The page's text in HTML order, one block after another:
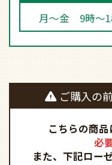
こちらの商
また、下記ロー
取り
ご購入の